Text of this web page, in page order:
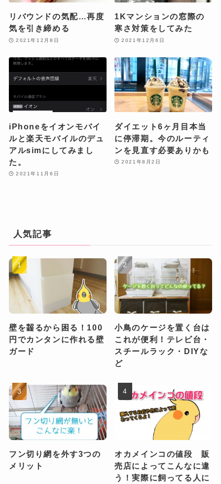
リバウンドの気配…再度
気を引き締める
2021年12月8日
1Kマンションの窓際の
寒さ対策をしてみた
2021年12月6日
iPhoneをイオンモバイ
ルと楽天モバイルのデュ
アルsimにしてみまし
た。
2021年11月6日
ダイエット6ヶ月目本当
に停滞期。今のルーティ
ンを見直す必要ありかも
2021年8月2日
人気記事
壁を齧るから困る！100
円でカンタンに作れる壁
ガード
小鳥のケージを置く台は
これが便利！テレビ台・
スチールラック・DIYな
ど
フン切り網を外す3つの
メリット
オカメインコの値段 販
売店によってこんなに違
う！実際に飼ってる人に